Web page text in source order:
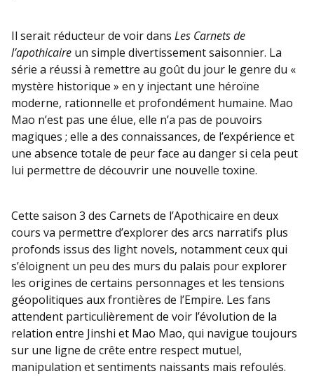
Il serait réducteur de voir dans Les Carnets de
l’apothicaire un simple divertissement saisonnier. La
série a réussi à remettre au goût du jour le genre du «
mystère historique » en y injectant une héroïne
moderne, rationnelle et profondément humaine. Mao
Mao n’est pas une élue, elle n’a pas de pouvoirs
magiques ; elle a des connaissances, de l’expérience et
une absence totale de peur face au danger si cela peut
lui permettre de découvrir une nouvelle toxine.
Cette saison 3 des Carnets de l’Apothicaire en deux
cours va permettre d’explorer des arcs narratifs plus
profonds issus des light novels, notamment ceux qui
s’éloignent un peu des murs du palais pour explorer
les origines de certains personnages et les tensions
géopolitiques aux frontières de l’Empire. Les fans
attendent particulièrement de voir l’évolution de la
relation entre Jinshi et Mao Mao, qui navigue toujours
sur une ligne de crête entre respect mutuel,
manipulation et sentiments naissants mais refoulés.